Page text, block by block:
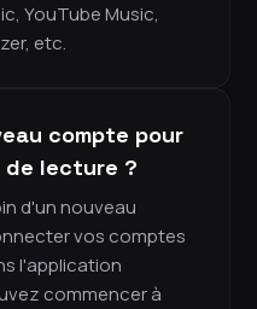
YouTube Music,
etc.
compte pour
lecture ?
d'un nouveau
vos comptes
l'application
commencer à